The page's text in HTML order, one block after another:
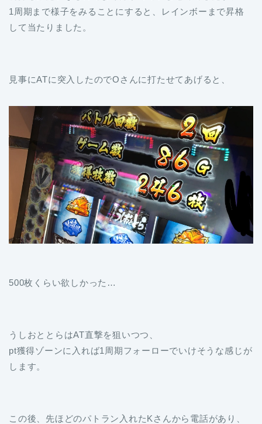
1周期まで様子をみることにすると、レインボーまで昇格
して当たりました。
見事にATに突入したのでOさんに打たせてあげると、
500枚くらい欲しかった…
うしおととらはAT直撃を狙いつつ、
pt獲得ゾーンに入れば1周期フォーローでいけそうな感じが
します。
この後、先ほどのパトラン入れたKさんから電話があり、